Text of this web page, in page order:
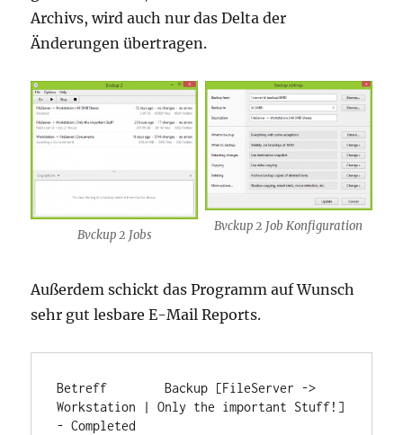
Archivs, wird auch nur das Delta der
Änderungen übertragen.
Bvckup 2 Jobs
Bvckup 2 Job Konfiguration
Außerdem schickt das Programm auf Wunsch
sehr gut lesbare E-Mail Reports.
Betreff        Backup [FileServer ->
Workstation | Only the important Stuff!]
- Completed